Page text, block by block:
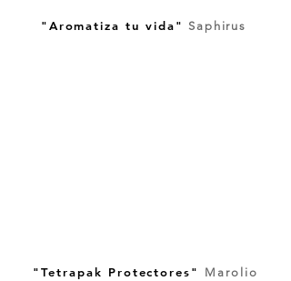
"Aromatiza tu vida" Saphirus
"Tetrapak Protectores" Marolio